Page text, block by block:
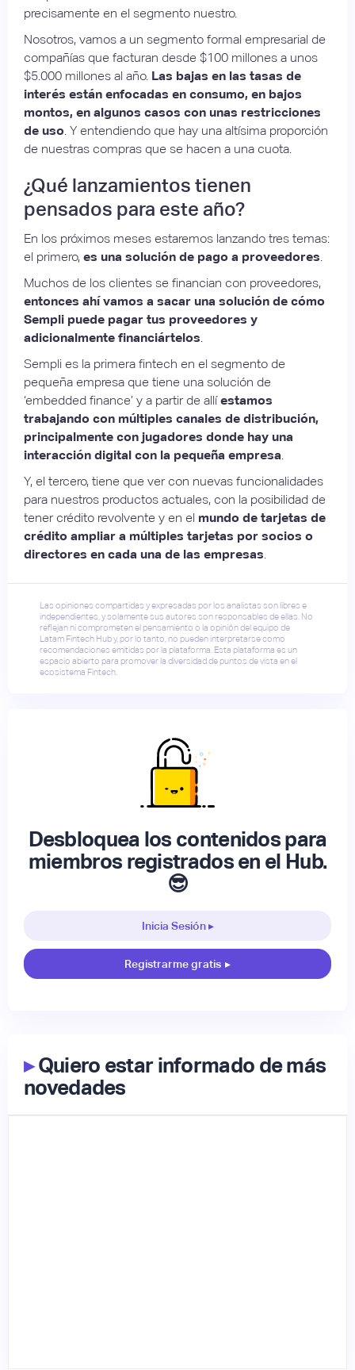
precisamente en el segmento nuestro.
Nosotros, vamos a un segmento formal empresarial de
compañías que facturan desde $100 millones a unos
$5.000 millones al año. Las bajas en las tasas de
interés están enfocadas en consumo, en bajos
montos, en algunos casos con unas restricciones
de uso . Y entendiendo que hay una altísima proporción
de nuestras compras que se hacen a una cuota.
¿Qué lanzamientos tienen
pensados para este año?
En los próximos meses estaremos lanzando tres temas:
el primero, es una solución de pago a proveedores
Muchos de los clientes se financian con proveedores,
entonces ahí vamos a sacar una solución de cómo
Sempli puede pagar tus proveedores y
adicionalmente financiártelos
Sempli es la primera fintech en el segmento de
pequeña empresa que tiene una solución de
‘embedded finance’ y a partir de allíestamos
trabajando con múltiples canales de distribución,
principalmente con jugadores donde hay una
interacción digital con la pequeña empresa
Y, el tercero, tiene que ver con nuevas funcionalidades
para nuestros productos actuales, con la posibilidad de
tener crédito revolvente y en el mundo de tarjetas de
crédito ampliar a múltiples tarjetas por socios o
directores en cada una de las empresas
Las opiniones compartidas y expresadas por los analistas son libres e
independientes, y solamente sus autores son responsables de ellas. No
reflejan ni comprometen el pensamiento o la opinión del equipo de
Latam Fintech Hub y, por lo tanto, no pueden interpretarse como
recomendaciones emitidas por la plataforma. Esta plataforma es un
espacio abierto para promover la diversidad de puntos de vista en el
ecosistema Fintech.
Desbloquea los contenidos para
miembros registrados en el Hub.
😎
Inicia Sesión ▸
Registrarme gratis ▸
▸Quiero estar informado de más
novedades